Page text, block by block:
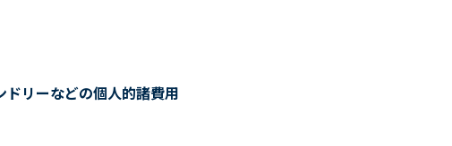
リーなどの個人的諸費用